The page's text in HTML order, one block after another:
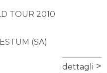
TOUR 2010
(SA)
dettagli